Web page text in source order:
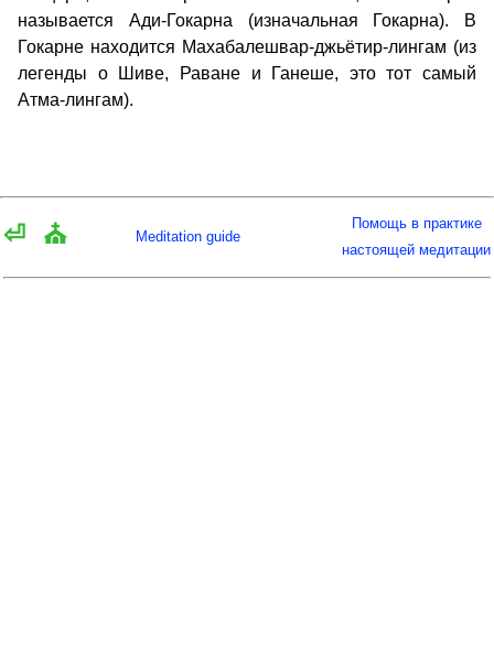
называется Ади-Гокарна (изначальная Гокарна). В
Гокарне находится Махабалешвар-джьётир-лингам (из
легенды о Шиве, Раване и Ганеше, это тот самый
Атма-лингам).
⏎ ⛪ Meditation guide
Помощь в практике
настоящей медитации